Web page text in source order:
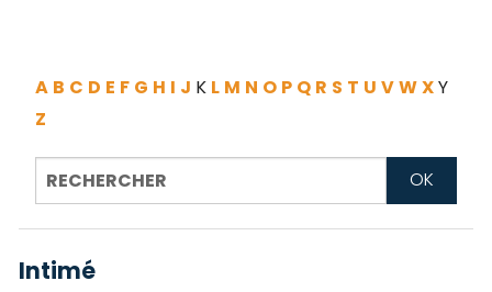
A B C D E F G H I J K L M N O P Q R S T U VWXY
Z
Intimé